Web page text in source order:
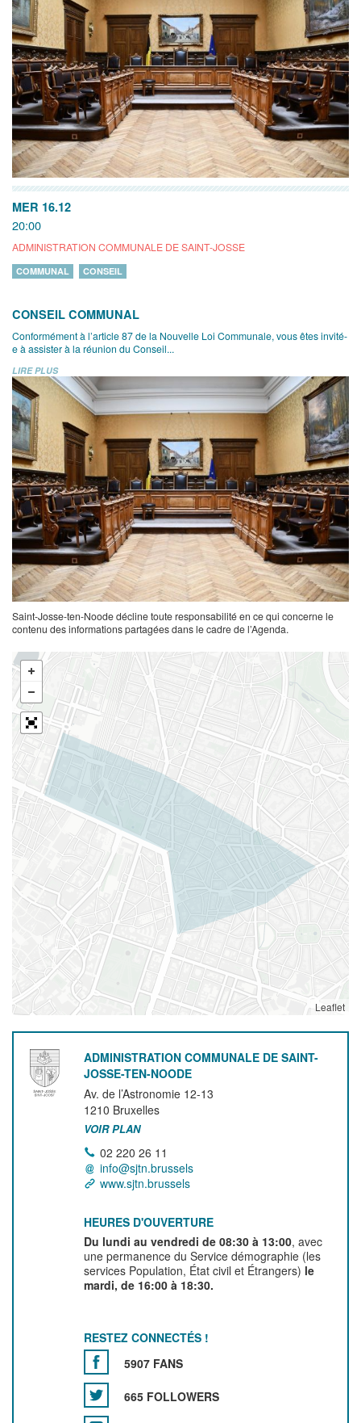
MER 16.12
20:00
ADMINISTRATION COMMUNALE DE SAINT-JOSSE
COMMUNAL CONSEIL
CONSEIL COMMUNAL
Conformément à l’article 87 de la Nouvelle Loi Communale, vous êtes invité-
e à assister à la réunion du Conseil...
LIRE PLUS
Saint-Josse-ten-Noode décline toute responsabilité en ce qui concerne le
contenu des informations partagées dans le cadre de l’Agenda.
Leaflet
ADMINISTRATION COMMUNALE DE SAINT-
JOSSE-TEN-NOODE
Av. de l’Astronomie 12-13
1210 Bruxelles
VOIR PLAN
02 220 26 11
info@sjtn.brussels
www.sjtn.brussels
HEURES D'OUVERTURE
Du lundi au vendredi de 08:30 à 13:00, avec
une permanence du Service démographie (les
services Population, État civil et Étrangers) le
mardi, de 16:00 à 18:30.
RESTEZ CONNECTÉS !
5907 FANS
665 FOLLOWERS